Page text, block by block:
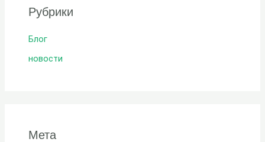
Рубрики
Блог
новости
Мета